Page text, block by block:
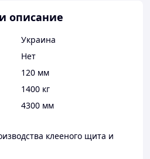
описание
Украина
Нет
120 мм
1400 кг
4300 мм
клееного щита и